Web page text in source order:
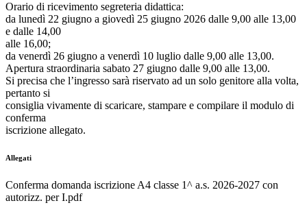
Orario di ricevimento segreteria didattica:
da lunedì 22 giugno a giovedì 25 giugno 2026 dalle 9,00 alle 13,00
e dalle 14,00
alle 16,00;
da venerdì 26 giugno a venerdì 10 luglio dalle 9,00 alle 13,00.
Apertura straordinaria sabato 27 giugno dalle 9,00 alle 13,00.
Si precisa che l’ingresso sarà riservato ad un solo genitore alla volta,
pertanto si
consiglia vivamente di scaricare, stampare e compilare il modulo di
conferma
iscrizione allegato.
Allegati
Conferma domanda iscrizione A4 classe 1^ a.s. 2026-2027 con
autorizz. per I.pdf